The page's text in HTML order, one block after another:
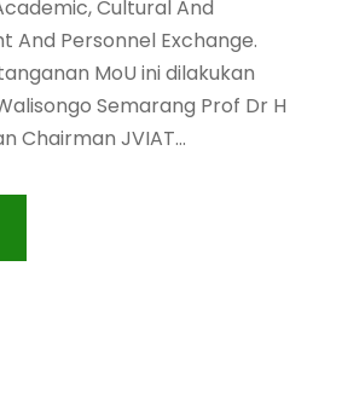
Cultural And
And Personnel Exchange.
MoU ini dilakukan
Semarang Prof Dr H
Chairman JVIAT...